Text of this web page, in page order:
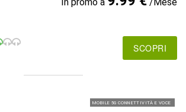
In promo a /Mese
SCOPRI
MOBILE 5G CONNETTIVITÀ E VOCE